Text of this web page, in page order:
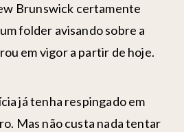
Brunswick certamente
folder avisando sobre a
em vigor a partir de hoje.
já tenha respingado em
Mas não custa nada tentar